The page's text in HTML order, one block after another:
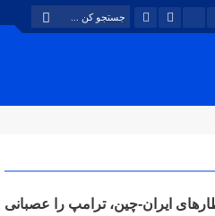
ایران-چین، ترامپ را عصبانی